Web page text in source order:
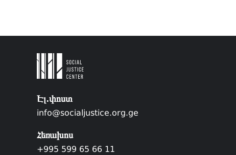
Էլ.փոստ
info@socialjustice.org.ge
Հեռախոս
+995 599 65 66 11